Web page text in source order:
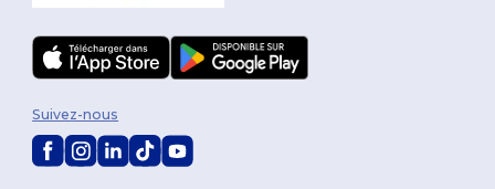
Suivez-nous